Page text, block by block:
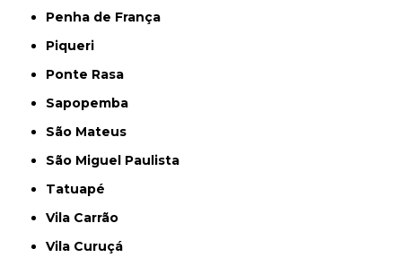
Penha de França
Piqueri
Ponte Rasa
Sapopemba
São Mateus
São Miguel Paulista
Tatuapé
Vila Carrão
Vila Curuçá